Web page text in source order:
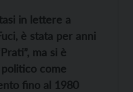
in lettere a
è stata per anni
ma si è
come
fino al 1980